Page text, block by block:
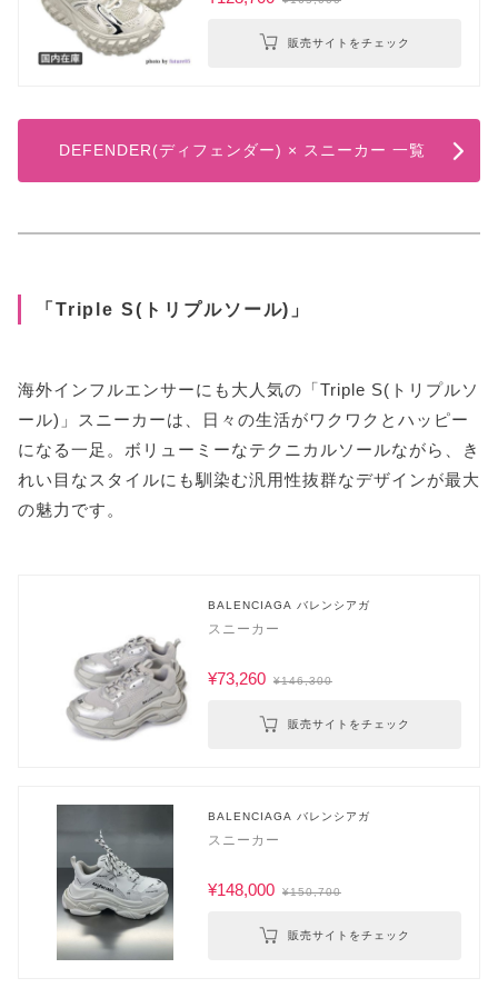
販売サイトをチェック
DEFENDER(ディフェンダー) × スニーカー 一覧
「Triple S(トリプルソール)」
海外インフルエンサーにも大人気の「Triple S(トリプルソ
ール)」スニーカーは、日々の生活がワクワクとハッピー
になる一足。ボリューミーなテクニカルソールながら、き
れい目なスタイルにも馴染む汎用性抜群なデザインが最大
の魅力です。
BALENCIAGA バレンシアガ
スニーカー
¥73,260 ¥146,300
販売サイトをチェック
BALENCIAGA バレンシアガ
スニーカー
¥148,000 ¥150,700
販売サイトをチェック